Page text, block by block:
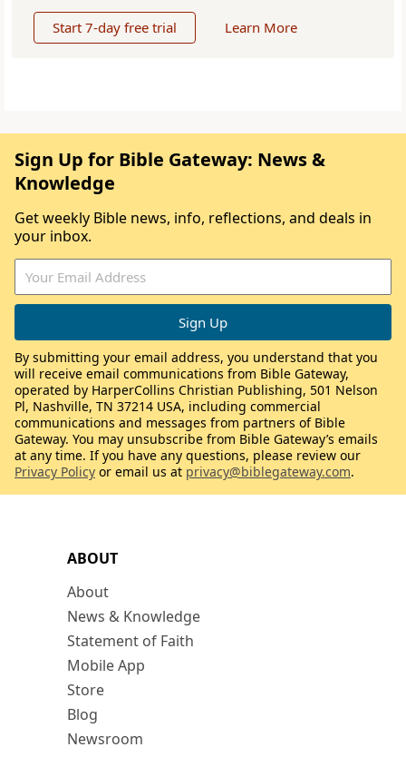
Start 7-day free trial Learn More
ABOUT
About
News & Knowledge
Statement of Faith
Mobile App
Store
Blog
Newsroom
Sign Up for Bible Gateway: News &
Knowledge
Get weekly Bible news, info, reflections, and deals in
your inbox.
By submitting your email address, you understand that you
will receive email communications from Bible Gateway,
operated by HarperCollins Christian Publishing, 501 Nelson
Pl, Nashville, TN 37214 USA, including commercial
communications and messages from partners of Bible
Gateway. You may unsubscribe from Bible Gateway’s emails
at any time. If you have any questions, please review our
Privacy Policy or email us at privacy@biblegateway.com.